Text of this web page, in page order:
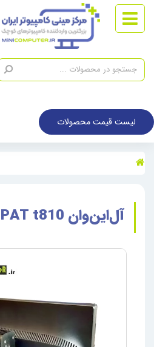
لیست قیمت محصولات
آل‌این‌وان PAT t810